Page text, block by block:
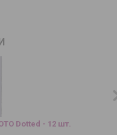
Dotted - 12 шт.